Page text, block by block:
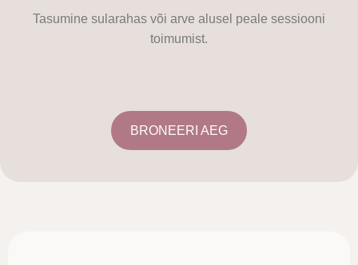
Tasumine sularahas või arve alusel peale sessiooni
toimumist.
BRONEERI AEG